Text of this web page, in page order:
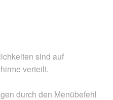
sind auf
verteilt.
durch den Menübefehl